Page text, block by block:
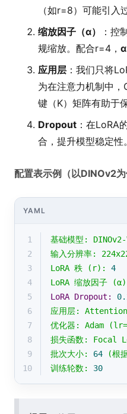
（如r=8）可能引入
缩放因子（α）
：控
规缩放。配合r=4，
应用层 ：我们只将
为在注意力机制中
键（K）矩阵有助于
Dropout ：在LoRA
合，提升模型稳定性。
配置表示例（以DINOv2为
YAML
1 基础模型:
2
输入分辨率:
3
LoRA 秩 (r):
4
4
LoRA 缩放因子
5
LoRA Dropout:
6
应用层: Attention
7
优化器: Adam
8
损失函数: Focal
9
批次大小: 64
(根
10
训练轮数: 30